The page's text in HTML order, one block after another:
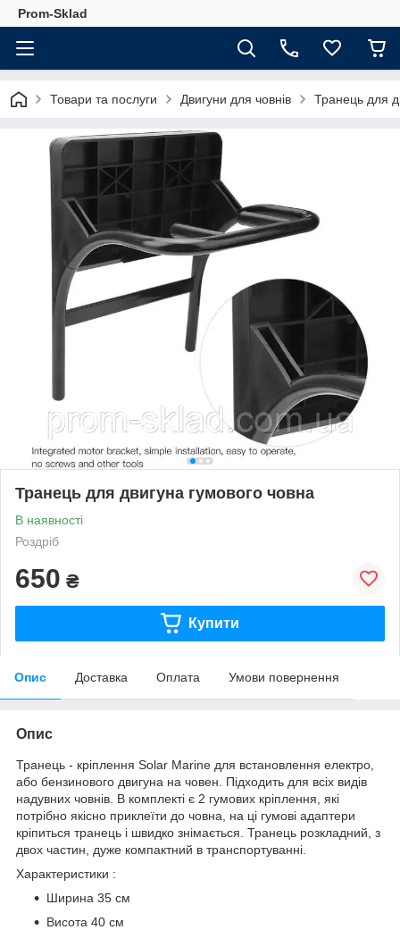
Prom-Sklad
Товари та послуги Двигуни для човнів Транець для
Транець для двигуна гумового човна
В наявності
Роздріб
650 ₴
Купити
Опис Доставка Оплата Умови повернення
Опис
Транець - кріплення Solar Marine для встановлення електро,
або бензинового двигуна на човен. Підходить для всіх видів
надувних човнів. В комплекті є 2 гумових кріплення, які
потрібно якісно приклеїти до човна, на ці гумові адаптери
кріпиться транець і швидко знімається. Транець розкладний, з
двох частин, дуже компактний в транспортуванні.
Характеристики :
Ширина 35 см
Висота 40 см